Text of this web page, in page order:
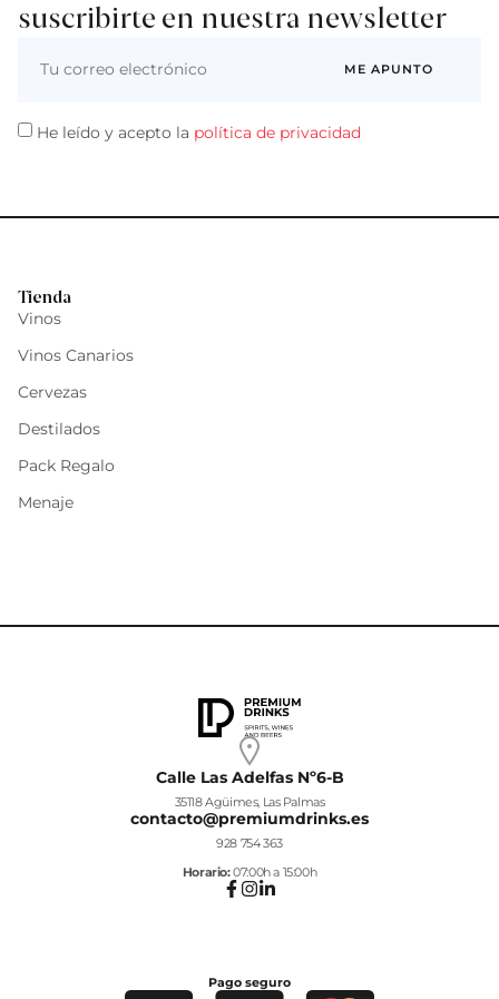
Calle Las Adelfas Nº6-B
35118 Agüimes, Las Palmas
contacto@premiumdrinks.es
928 754 363
Horario:07:00h a 15:00h
Pago seguro
Tienda
Vinos
Vinos Canarios
Cervezas
Destilados
Pack Regalo
Menaje
suscribirte en nuestra newsletter
He leído y acepto la política de privacidad
ME APUNTO